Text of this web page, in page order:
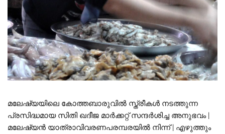
മലേഷ്യയിലെ കോത്തബാരുവിൽ സ്ത്രീകൾ നടത്തുന്ന
പ്രസിദ്ധമായ സിതി ഖദീജ മാര്‍ക്കറ്റ് സന്ദർശിച്ച അനുഭവം |
മലേഷ്യൻ യാത്രാവിവരണപരമ്പരയിൽ നിന്ന് | എഴുത്തും